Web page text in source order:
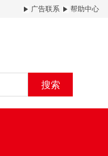
广告联系 帮助中心
搜索